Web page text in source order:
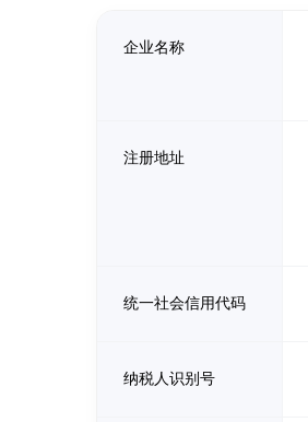
企业名称
注册地址
统一社会信用代码
纳税人识别号